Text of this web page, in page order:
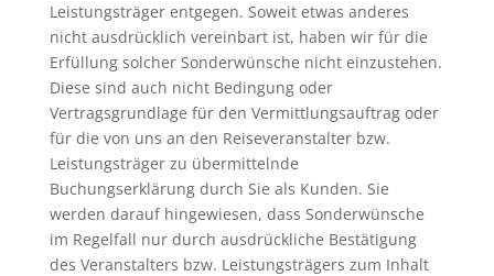
Leistungsträger entgegen. Soweit etwas anderes
nicht ausdrücklich vereinbart ist, haben wir für die
Erfüllung solcher Sonderwünsche nicht einzustehen.
Diese sind auch nicht Bedingung oder
Vertragsgrundlage für den Vermittlungsauftrag oder
für die von uns an den Reiseveranstalter bzw.
Leistungsträger zu übermittelnde
Buchungserklärung durch Sie als Kunden. Sie
werden darauf hingewiesen, dass Sonderwünsche
im Regelfall nur durch ausdrückliche Bestätigung
des Veranstalters bzw. Leistungsträgers zum Inhalt